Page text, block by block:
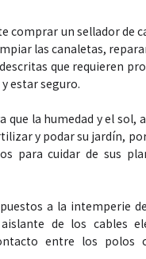
comprar un sellador de
las canaletas,
que requieren
estar seguro.
que la humedad y el sol,
y podar su jardín,
para cuidar de sus
a la intemperie
de los cables
entre los polos
Espectáculos
La
46.º
el
de